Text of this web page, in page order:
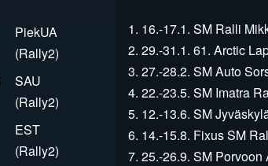
PiekUA
(Rally2)
SAU
(Rally2)
EST
(Rally2)
1. 16.-17.1. SM Ralli
2. 29.-31.1. 61. Arctic
3. 27.-28.2. SM Auto
4. 22.-23.5. SM Imatra
5. 12.-13.6. SM
6. 14.-15.8. Fixus SM
7. 25.-26.9. SM